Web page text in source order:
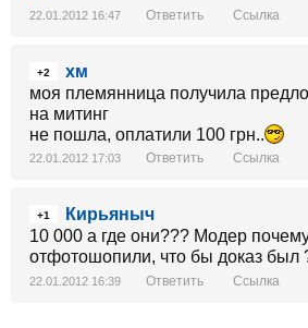
22.01.2012 16:47 Ответить Ссылка
+2
хм
моя племянница получила
на митинг
не пошла, оплатили 100 грн..
22.01.2012 17:03 Ответить Ссылка
+1
Киpьяныч
10 000 а где они??? Модер
отфотошопили, что бы доказ был
22.01.2012 16:39 Ответить Ссылка